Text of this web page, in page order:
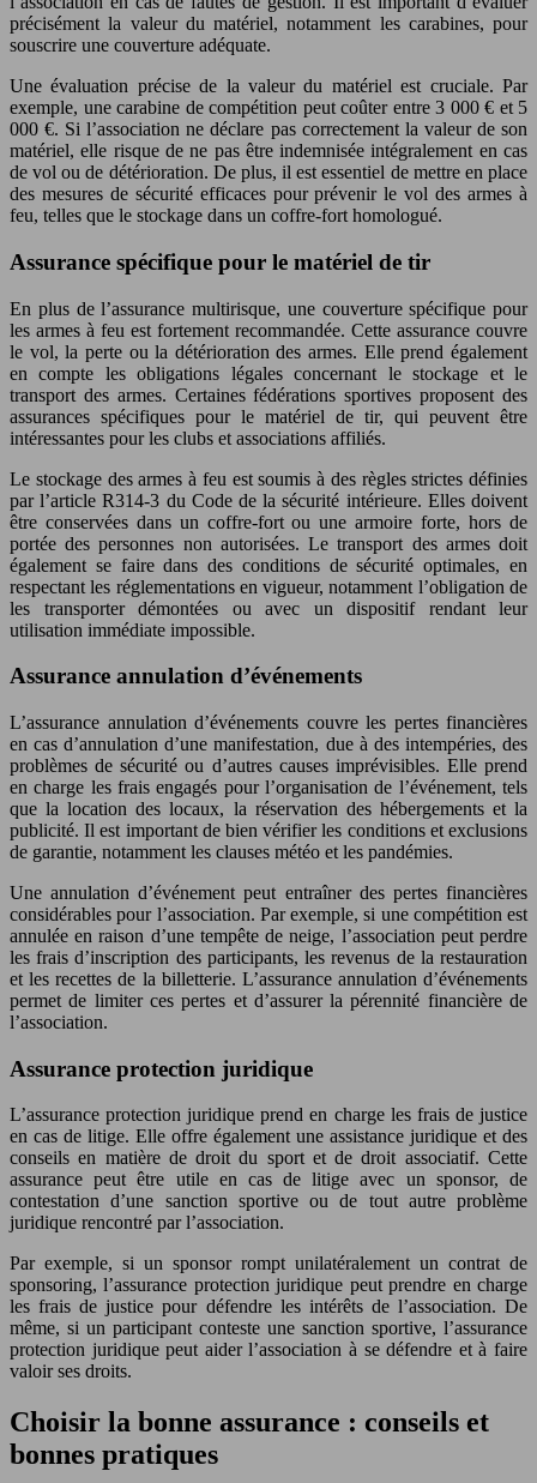
précisément la valeur du matériel, notamment les carabines, pour
souscrire une couverture adéquate.
Une évaluation précise de la valeur du matériel est cruciale. Par
exemple, une carabine de compétition peut coûter entre 3 000 € et 5
000 €. Si l’association ne déclare pas correctement la valeur de son
matériel, elle risque de ne pas être indemnisée intégralement en cas
de vol ou de détérioration. De plus, il est essentiel de mettre en place
des mesures de sécurité efficaces pour prévenir le vol des armes à
feu, telles que le stockage dans un coffre-fort homologué.
Assurance spécifique pour le matériel de tir
En plus de l’assurance multirisque, une couverture spécifique pour
les armes à feu est fortement recommandée. Cette assurance couvre
le vol, la perte ou la détérioration des armes. Elle prend également
en compte les obligations légales concernant le stockage et le
transport des armes. Certaines fédérations sportives proposent des
assurances spécifiques pour le matériel de tir, qui peuvent être
intéressantes pour les clubs et associations affiliés.
Le stockage des armes à feu est soumis à des règles strictes définies
par l’article R314-3 du Code de la sécurité intérieure. Elles doivent
être conservées dans un coffre-fort ou une armoire forte, hors de
portée des personnes non autorisées. Le transport des armes doit
également se faire dans des conditions de sécurité optimales, en
respectant les réglementations en vigueur, notamment l’obligation de
les transporter démontées ou avec un dispositif rendant leur
utilisation immédiate impossible.
Assurance annulation d’événements
L’assurance annulation d’événements couvre les pertes financières
en cas d’annulation d’une manifestation, due à des intempéries, des
problèmes de sécurité ou d’autres causes imprévisibles. Elle prend
en charge les frais engagés pour l’organisation de l’événement, tels
que la location des locaux, la réservation des hébergements et la
publicité. Il est important de bien vérifier les conditions et exclusions
de garantie, notamment les clauses météo et les pandémies.
Une annulation d’événement peut entraîner des pertes financières
considérables pour l’association. Par exemple, si une compétition est
annulée en raison d’une tempête de neige, l’association peut perdre
les frais d’inscription des participants, les revenus de la restauration
et les recettes de la billetterie. L’assurance annulation d’événements
permet de limiter ces pertes et d’assurer la pérennité financière de
l’association.
Assurance protection juridique
L’assurance protection juridique prend en charge les frais de justice
en cas de litige. Elle offre également une assistance juridique et des
conseils en matière de droit du sport et de droit associatif. Cette
assurance peut être utile en cas de litige avec un sponsor, de
contestation d’une sanction sportive ou de tout autre problème
juridique rencontré par l’association.
Par exemple, si un sponsor rompt unilatéralement un contrat de
sponsoring, l’assurance protection juridique peut prendre en charge
les frais de justice pour défendre les intérêts de l’association. De
même, si un participant conteste une sanction sportive, l’assurance
protection juridique peut aider l’association à se défendre et à faire
valoir ses droits.
Choisir la bonne assurance : conseils et
bonnes pratiques